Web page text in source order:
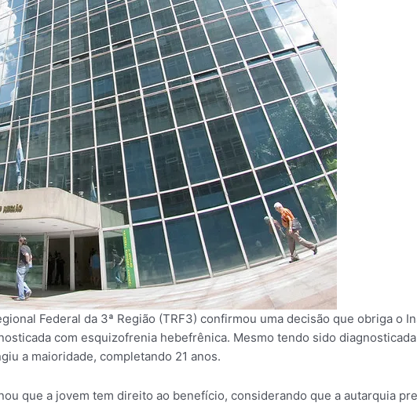
Federal da 3ª Região (TRF3) confirmou uma decisão que obriga o
com esquizofrenia hebefrênica. Mesmo tendo sido
a maioridade, completando 21 anos.
que a jovem tem direito ao benefício, considerando que a autarquia